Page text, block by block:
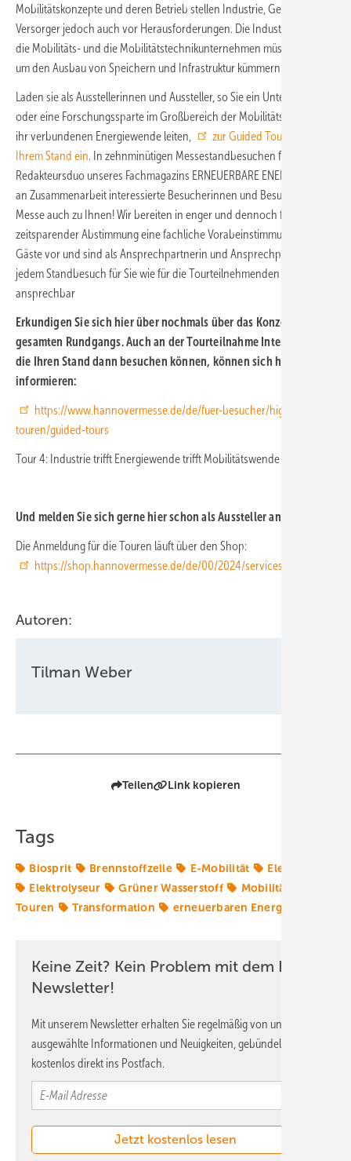
Mobilitätskonzepte und deren Betrieb stellen Industrie, Gewerbe und
Versorger jedoch auch vor Herausforderungen. Die Industrie sowie
die Mobilitäts- und die Mobilitätstechnikunternehmen müssen sich
um den Ausbau von Speichern und Infrastruktur kümmern.
Laden sie als Ausstellerinnen und Aussteller, so Sie ein Unternehmen
oder eine Forschungssparte im Großbereich der Mobilitäts- und mit
ihr verbundenen Energiewende leiten,
zur Guided Tour auch an
Ihrem Stand ein. In zehnminütigen Messestandbesuchen führt das
Redakteursduo unseres Fachmagazins ERNEUERBARE ENERGIEN die
an Zusammenarbeit interessierte Besucherinnen und Besucher der
Messe auch zu Ihnen! Wir bereiten in enger und dennoch für Sie
zeitsparender Abstimmung eine fachliche Vorabeinstimmung der
Gäste vor und sind als Ansprechpartnerin und Ansprechpartner bei
jedem Standbesuch für Sie wie für die Tourteilnehmenden
ansprechbar
Erkundigen Sie sich hier über nochmals über das Konzept des
gesamten Rundgangs. Auch an der Tourteilnahme Interessierte,
die Ihren Stand dann besuchen können, können sich hier schon
informieren:
https://www.hannovermesse.de/de/fuer-besucher/highlight-
touren/guided-tours
Tour 4: Industrie trifft Energiewende trifft Mobilitätswende
Und melden Sie sich gerne hier schon als Aussteller an.
Die Anmeldung für die Touren läuft über den Shop:
https://shop.hannovermesse.de/de/00/2024/services/produkt/
Autoren:
Tilman Weber
Teilen Link kopieren
Tags
Biosprit Brennstoffzelle E-Mobilität
Elektroauto
Elektrolyseur
Grüner Wasserstoff
Mobilität
Touren
Transformation erneuerbaren Energien
Keine Zeit? Kein Problem mit dem ERE
Newsletter!
Mit unserem Newsletter erhalten Sie regelmäßig von uns
ausgewählte Informationen und Neuigkeiten, gebündelt und
kostenlos direkt ins Postfach.